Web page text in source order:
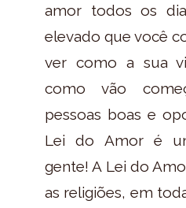
amor todos os
elevado que você
ver como a sua
como vão
pessoas boas e
Lei do Amor é
gente! A Lei do
as religiões, em